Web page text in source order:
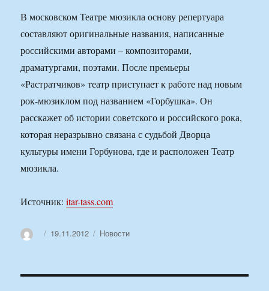
В московском Театре мюзикла основу репертуара
составляют оригинальные названия, написанные
российскими авторами – композиторами,
драматургами, поэтами. После премьеры
«Растратчиков» театр приступает к работе над новым
рок-мюзиклом под названием «Горбушка». Он
расскажет об истории советского и российского рока,
которая неразрывно связана с судьбой Дворца
культуры имени Горбунова, где и расположен Театр
мюзикла.
Источник:itar-tass.com
АвторОпубликовано
19.11.2012 Рубрики
Новости